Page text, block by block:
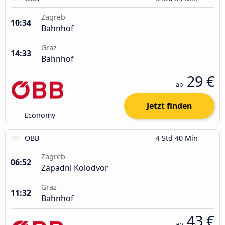
10:34
Zagreb
Bahnhof
14:33
Graz
Bahnhof
Economy
ab 29 €
Jetzt finden
ÖBB 4 Std 40 Min
06:52
Zagreb
Zapadni Kolodvor
11:32
Graz
Bahnhof
43 €